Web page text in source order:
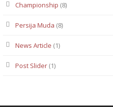
Championship (8)
Persija Muda (8)
News Article (1)
Post Slider (1)